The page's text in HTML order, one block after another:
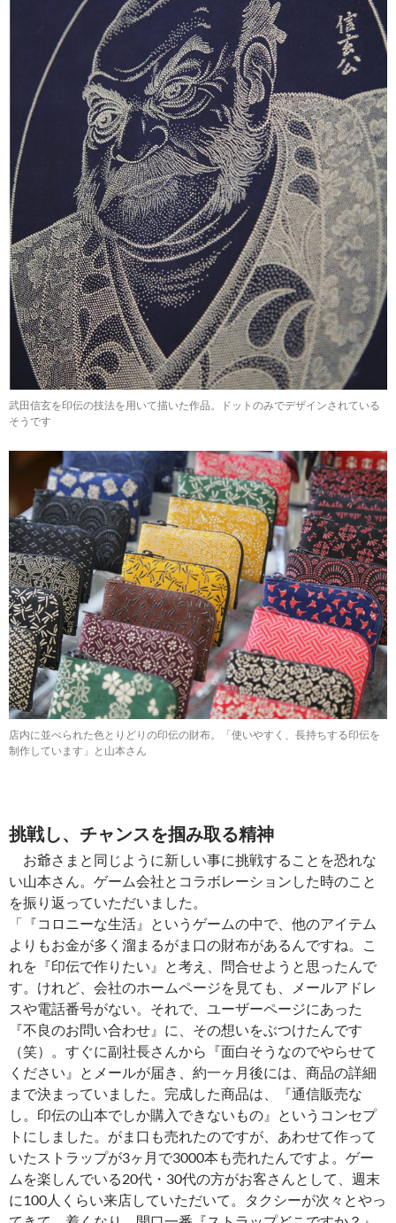
武田信玄を印伝の技法を用いて描いた作品。ドットのみでデザインされている
そうです
店内に並べられた色とりどりの印伝の財布。「使いやすく、長持ちする印伝を
制作しています」と山本さん
挑戦し、チャンスを掴み取る精神
お爺さまと同じように新しい事に挑戦することを恐れな
い山本さん。ゲーム会社とコラボレーションした時のこと
を振り返っていただいました。
「『コロニーな生活』というゲームの中で、他のアイテム
よりもお金が多く溜まるがま口の財布があるんですね。こ
れを『印伝で作りたい』と考え、問合せようと思ったんで
す。けれど、会社のホームページを見ても、メールアドレ
スや電話番号がない。それで、ユーザーページにあった
『不良のお問い合わせ』に、その想いをぶつけたんです
（笑）。すぐに副社長さんから『面白そうなのでやらせて
ください』とメールが届き、約一ヶ月後には、商品の詳細
まで決まっていました。完成した商品は、『通信販売な
し。印伝の山本でしか購入できないもの』というコンセプ
トにしました。がま口も売れたのですが、あわせて作って
いたストラップが3ヶ月で3000本も売れたんですよ。ゲー
ムを楽しんでいる20代・30代の方がお客さんとして、週末
に100人くらい来店していただいて。タクシーが次々とやっ